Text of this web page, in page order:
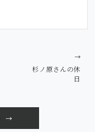
杉ノ原さんの休
日
→